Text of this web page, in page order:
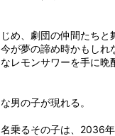
め、劇団の仲間たちと
が夢の諦め時かもしれ
レモンサワーを手に晩
男の子が現れる。
乗るその子は、2036